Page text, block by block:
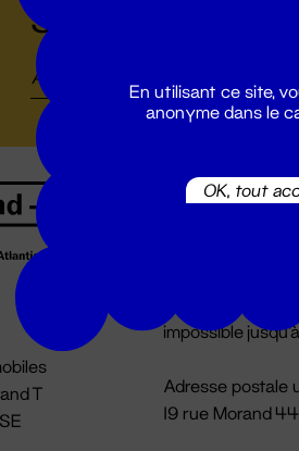
Suivez toutes les
T
Billetterie
impossible
Adresse postale
19 rue Morand
En utilisant ce site,
anonyme dans le
OK, tout